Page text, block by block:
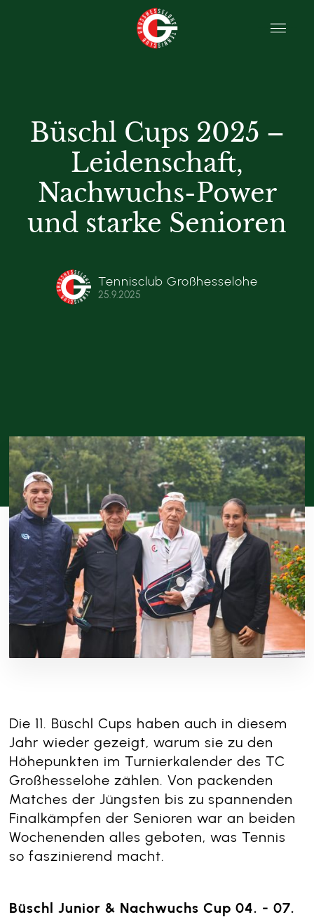
Büschl Cups 2025 –
Leidenschaft,
Nachwuchs-Power
und starke Senioren
Tennisclub Großhesselohe
25.9.2025
Die 11. Büschl Cups haben auch in diesem
Jahr wieder gezeigt, warum sie zu den
Höhepunkten im Turnierkalender des TC
Großhesselohe zählen. Von packenden
Matches der Jüngsten bis zu spannenden
Finalkämpfen der Senioren war an beiden
Wochenenden alles geboten, was Tennis
so faszinierend macht.
Büschl Junior & Nachwuchs Cup 04. - 07.